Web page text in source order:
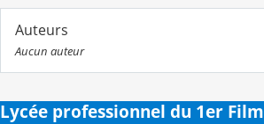
Auteurs
Aucun auteur
Lycée professionnel du 1er Film